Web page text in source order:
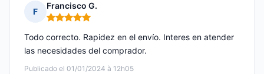
F
Francisco G.
Nota: 5 de 5
Publicado el 01/01/2024 à 12h05
Todo correcto. Rapidez en el envío. Interes en atender
las necesidades del comprador.